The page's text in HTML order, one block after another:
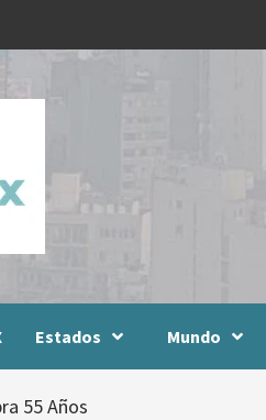
Estados Mundo
55 Años